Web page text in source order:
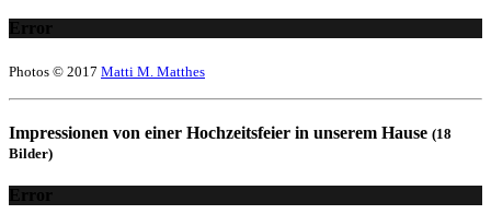
Error
Photos © 2017 Matti M. Matthes
Impressionen von einer Hochzeitsfeier in unserem Hause (18
Bilder)
Error